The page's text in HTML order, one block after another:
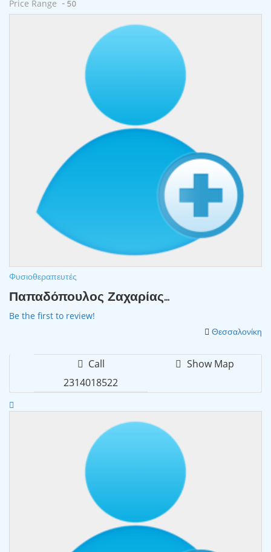
Price Range - 50
Φυσιοθεραπευτές
Παπαδόπουλος Ζαχαρίας...
Be the first to review!
Θεσσαλονίκη
Call
2314018522
Show Map